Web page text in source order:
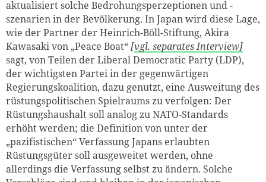
aktualisiert solche Bedrohungsperzeptionen und -
szenarien in der Bevölkerung. In Japan wird diese Lage,
wie der Partner der Heinrich-Böll-Stiftung, Akira
Kawasaki von „Peace Boat“[vgl. separates Interview]
sagt, von Teilen der Liberal Democratic Party (LDP),
der wichtigsten Partei in der gegenwärtigen
Regierungskoalition, dazu genutzt, eine Ausweitung des
rüstungspolitischen Spielraums zu verfolgen: Der
Rüstungshaushalt soll analog zu NATO-Standards
erhöht werden; die Definition von unter der
„pazifistischen“ Verfassung Japans erlaubten
Rüstungsgüter soll ausgeweitet werden, ohne
allerdings die Verfassung selbst zu ändern. Solche